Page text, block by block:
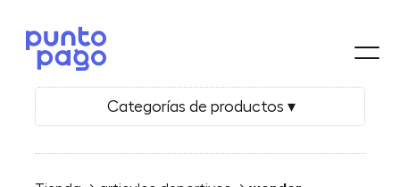
Categorías de productos ▾